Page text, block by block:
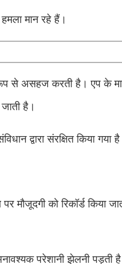
मान रहे हैं।
रूप से असहज करती है। एप के
है।
द्वारा संरक्षित किया गया
मौजूदगी को रिकॉर्ड किया
परेशानी झेलनी पड़ती